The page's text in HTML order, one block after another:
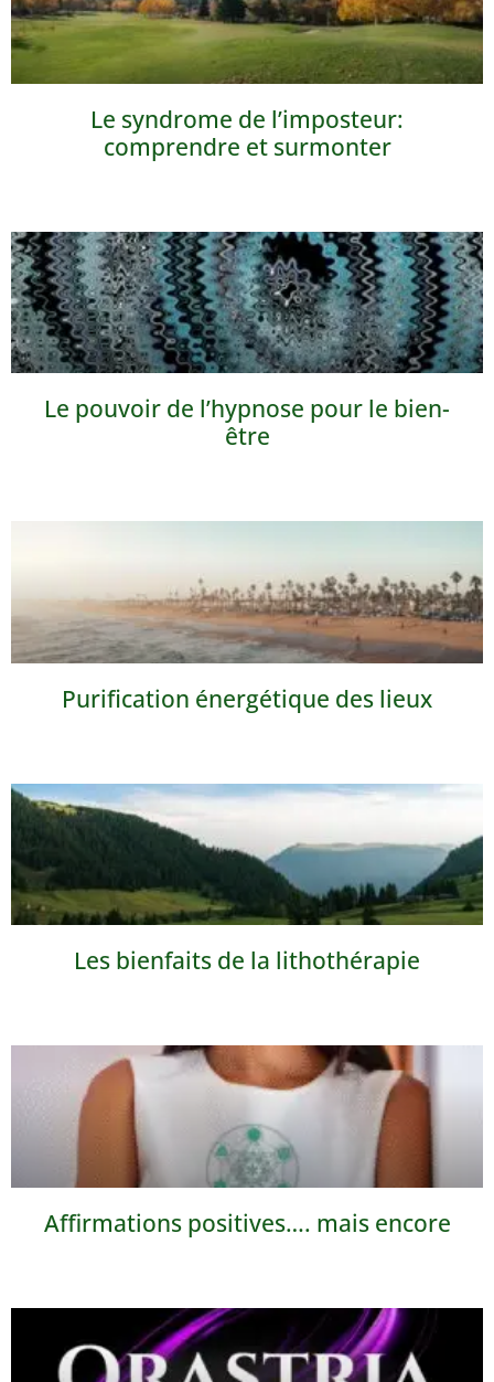
Le syndrome de l’imposteur:
comprendre et surmonter
Le pouvoir de l’hypnose pour le bien-
être
Purification énergétique des lieux
Les bienfaits de la lithothérapie
Affirmations positives…. mais encore